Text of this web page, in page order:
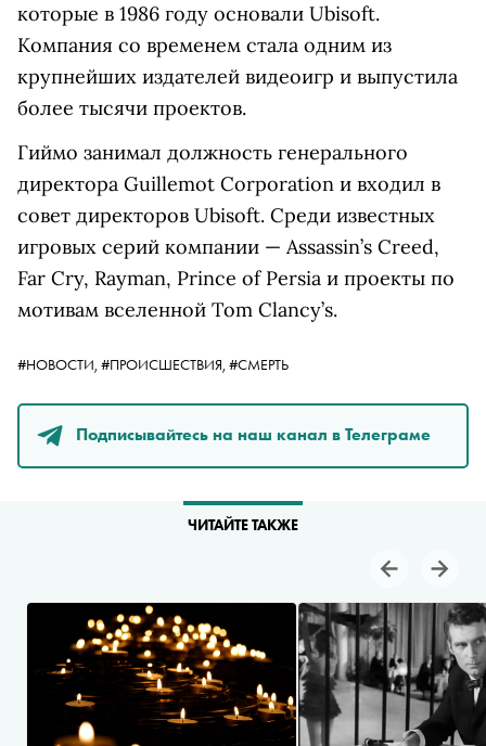
которые в 1986 году основали Ubisoft.
Компания со временем стала одним из
крупнейших издателей видеоигр и выпустила
более тысячи проектов.
Гиймо занимал должность генерального
директора Guillemot Corporation и входил в
совет директоров Ubisoft. Среди известных
игровых серий компании — Assassin’s Creed,
Far Cry, Rayman, Prince of Persia и проекты по
мотивам вселенной Tom Clancy’s.
#НОВОСТИ, #ПРОИСШЕСТВИЯ, #СМЕРТЬ
Подписывайтесь на наш канал в Телеграме
ЧИТАЙТЕ ТАКЖЕ